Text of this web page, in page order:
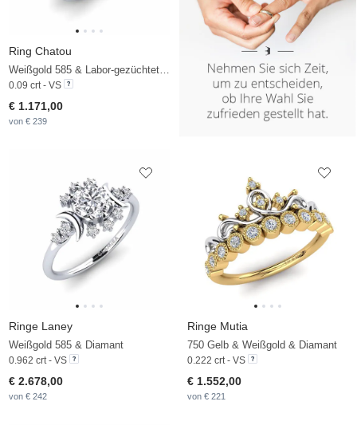
Ring Chatou
0.09 crt - VS
€ 1.171,00
von € 239
Ringe Laney
Weißgold 585 & Diamant
0.962 crt - VS
€ 2.678,00
von € 242
Ringe Mutia
750 Gelb & Weißgold & Diamant
0.222 crt - VS
€ 1.552,00
von € 221